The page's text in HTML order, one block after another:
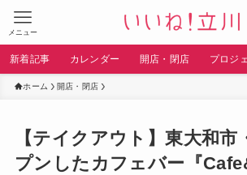
メニュー
新着記事 カレンダー 開店・閉店 プロジ
ホーム 開店・閉店
【テイクアウト】東大和市
プンしたカフェバー『